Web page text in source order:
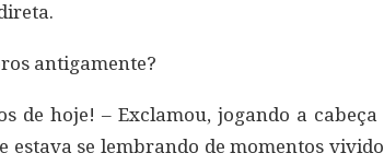
antigamente?
de hoje! – Exclamou, jogando a
estava se lembrando de momentos